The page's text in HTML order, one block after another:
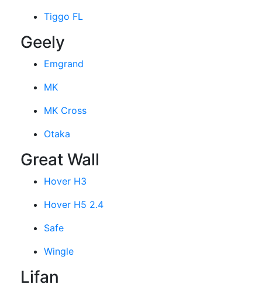
Tiggo FL
Geely
Emgrand
MK
MK Cross
Otaka
Great Wall
Hover H3
Hover H5 2.4
Safe
Wingle
Lifan